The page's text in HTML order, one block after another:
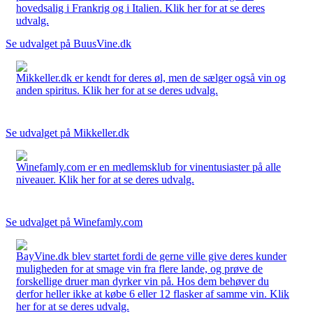
hovedsalig i Frankrig og i Italien. Klik her for at se deres
udvalg.
Se udvalget på BuusVine.dk
Mikkeller.dk er kendt for deres øl, men de sælger også vin og
anden spiritus. Klik her for at se deres udvalg.
Se udvalget på Mikkeller.dk
Winefamly.com er en medlemsklub for vinentusiaster på alle
niveauer. Klik her for at se deres udvalg.
Se udvalget på Winefamly.com
BayVine.dk blev startet fordi de gerne ville give deres kunder
muligheden for at smage vin fra flere lande, og prøve de
forskellige druer man dyrker vin på. Hos dem behøver du
derfor heller ikke at købe 6 eller 12 flasker af samme vin. Klik
her for at se deres udvalg.